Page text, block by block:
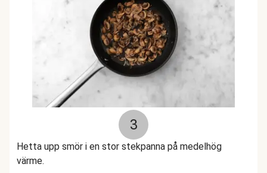
3
Hetta upp smör i en stor stekpanna på medelhög
värme.